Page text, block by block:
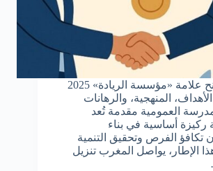
المحطة الثانية لمنح علامة «مؤسسة الريادة» 2025
المنهجية، والرهانات
العمومية مقدمة تُعد
ركيزة أساسية في بناء
تكافؤ الفرص وتحقيق التنمية
الإطار، يواصل المغرب تنزيل